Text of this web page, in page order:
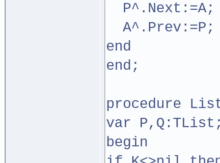
P^.Next:=A;
A^.Prev:=P;
end
end;
procedure
var
begin